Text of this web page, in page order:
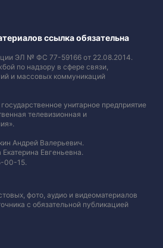
ссылка обязательна
ЭЛ № ФС 77-59166 от 22.08.2014.
по надзору в сфере связи,
и массовых коммуникаций
унитарное предприятие
телевизионная и
Андрей Валерьевич.
Евгеньевна.
00-15.
фото, аудио и видеоматериалов
с обязательной публикацией